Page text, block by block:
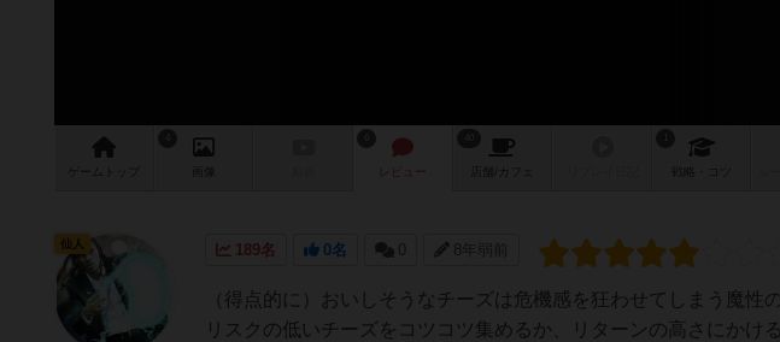
ゲーム 画像 レビュー 店舗/ カフェ 戦略
189名 0名 0 8年弱前
（得点的に）おいしそうなチーズは危機感を狂わせてしまう魔性
リスクの低いチーズをコツコツ集めるか、リターンの高さにかけ
仙人